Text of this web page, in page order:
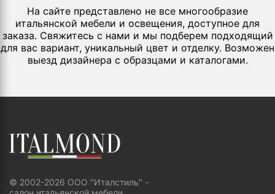
На сайте представлено не все многообразие
итальянской мебели и освещения, доступное для
заказа. Свяжитесь с нами и мы подберем подходящий
для вас вариант, уникальный цвет и отделку. Возможен
выезд дизайнера с образцами и каталогами.
© 2002-2026 ООО "Италстиль" -